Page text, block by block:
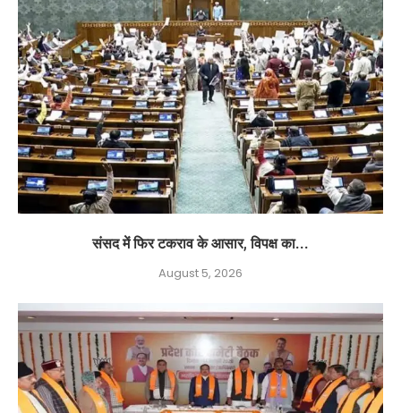
संसद में फिर टकराव के आसार, विपक्ष का...
August 5, 2026